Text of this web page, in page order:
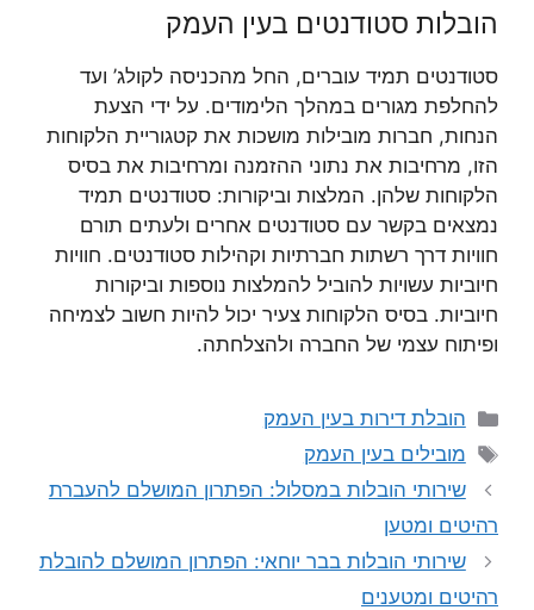
הובלות סטודנטים בעין העמק
סטודנטים תמיד עוברים, החל מהכניסה לקולג’ ועד
להחלפת מגורים במהלך הלימודים. על ידי הצעת
הנחות, חברות מובילות מושכות את קטגוריית הלקוחות
הזו, מרחיבות את נתוני ההזמנה ומרחיבות את בסיס
הלקוחות שלהן. המלצות וביקורות: סטודנטים תמיד
נמצאים בקשר עם סטודנטים אחרים ולעתים תורם
חוויות דרך רשתות חברתיות וקהילות סטודנטים. חוויות
חיוביות עשויות להוביל להמלצות נוספות וביקורות
חיוביות. בסיס הלקוחות צעיר יכול להיות חשוב לצמיחה
ופיתוח עצמי של החברה ולהצלחתה.
קטגוריות
הובלת דירות בעין העמק
תגיות
מובילים בעין העמק
שירותי הובלות במסלול: הפתרון המושלם להעברת
רהיטים ומטען
שירותי הובלות בבר יוחאי: הפתרון המושלם להובלת
רהיטים ומטענים